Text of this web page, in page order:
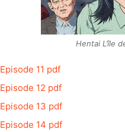
Hentai L’île
Episode 11 pdf
Episode 12 pdf
Episode 13 pdf
Episode 14 pdf